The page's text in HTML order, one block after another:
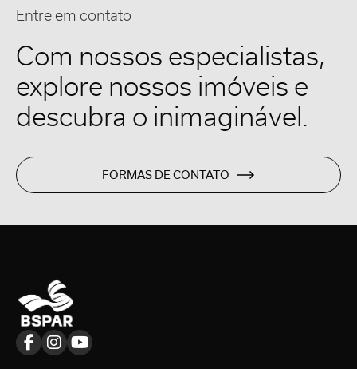
Entre em contato
Com nossos especialistas,
explore nossos imóveis e
descubra o inimaginável.
FORMAS DE CONTATO